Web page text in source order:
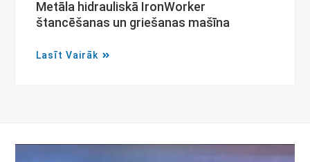
Metāla hidrauliskā IronWorker
štancēšanas un griešanas mašīna
Lasīt Vairāk